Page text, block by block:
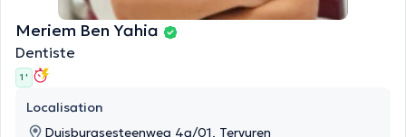
Meriem Ben Yahia
Dentiste
1 '
Localisation
Duisburgsesteenweg 4a/01, Tervuren